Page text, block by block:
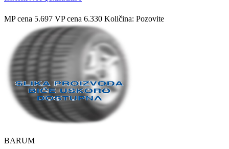
MP cena 5.697 VP cena 6.330 Količina: Pozovite
BARUM